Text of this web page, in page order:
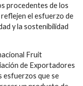
procedentes de los
el esfuerzo de
y la sostenibilidad
Fruit
de Exportadores
esfuerzos que se